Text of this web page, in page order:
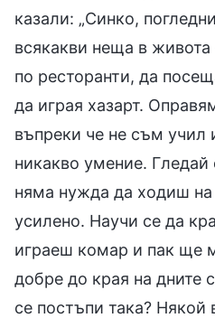
казали: „Синко,
всякакви неща в
по ресторанти, да
да играя хазарт.
въпреки че не съм учил
никакво умение.
няма нужда да ходиш
усилено. Научи се да
играеш комар и пак
добре до края на дните
се постъпи така? Някой